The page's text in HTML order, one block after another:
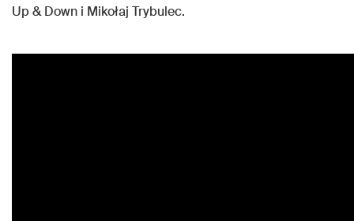
Up & Down i Mikołaj Trybulec.